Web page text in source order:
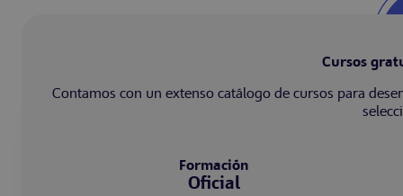
Cursos
Contamos con un extenso catálogo de cursos para
Formación
Oficial